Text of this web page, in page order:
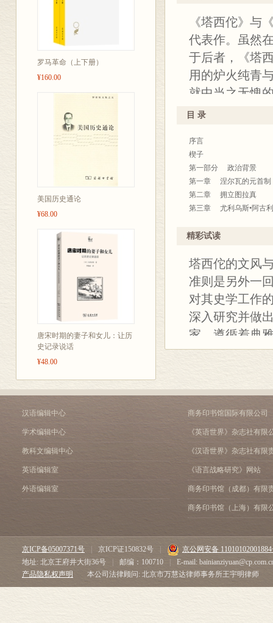
罗马革命（上下册）
¥160.00
美国历史通论
¥68.00
唐宋时期的妻子和女儿：让历
史记录说话
¥48.00
治集团的内部
国西部行省的
历史进程。因
帝国政治与文
英国史学叙事
于一炉。作为
文笔纯熟、结
命》更胜一筹
《塔西佗》与
代表作。虽然
于后者，《塔
用的炉火纯青
就中当之无愧
《塔西佗》是
学史的必读作
记提供了一幅
的素描，堪称
目 录
序言
楔子
第一部分 政治背景
第一章 涅尔瓦的元首制
第二章 拥立图拉真
第三章 尤利乌斯•阿古
第五章 理国之才
第六章 塔西佗的履历
第七章 小普林尼的生涯
第八章 图拉真统治时期
第九章 《关于演说家的
第十章 从演说术到史学
第十一章 作为史学家迈
第十五章 军事史（二）
第十六章 史料渊源
第十八章 偏见与公允
第四部分 图拉真与哈德
第十九章 图拉真的统治
第五部分 《编年史》
第二十一章 《编年史》
第二十二章 史料来源（
第二十四章 塔西佗的写
第二十五章 《编年史》
第二十六章 《编年史》
精彩试读
塔西佗的文风
准则是另外一
对其史学工作
深入研究并做
家，遵循着典
一位罗马元老
地理解一位政
寡头制是罗马
的贵族共和国
斯都（
化。在本书语
程的记述者——
究成果部分取
的著作——《罗
汉语编辑中心
学术编辑中心
教科文编辑中心
英语编辑室
外语编辑室
商务印书馆国际有限公司
《英语世界》杂志社有限
《汉语世界》杂志社有限
《语言战略研究》网站
商务印书馆（成都）有限
商务印书馆（上海）有限
京ICP备05007371号 京ICP证150832号
京公网安备
地址: 北京王府井大街36号
邮编：100710
E-mail:
产品隐私权声明
本公司法律顾问: 北京市万慧达律师事务所王宇明律师